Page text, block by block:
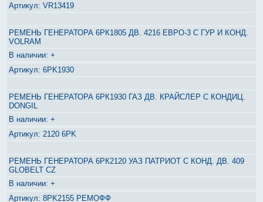
VR13419
РЕМЕНЬ ГЕНЕРАТОРА 6РК1805 ДВ. 4216 ЕВРО-3 С ГУР И КОНД.
VOLRAM
+
6PK1930
РЕМЕНЬ ГЕНЕРАТОРА 6РК1930 ГАЗ ДВ. КРАЙСЛЕР С КОНДИЦ.
DONGIL
+
2120 6PK
РЕМЕНЬ ГЕНЕРАТОРА 6РК2120 УАЗ ПАТРИОТ С КОНД. ДВ. 409
GLOBELT CZ
+
8PK2155 РЕМОФФ